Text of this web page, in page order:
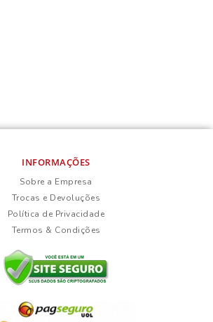
INFORMAÇÕES
Sobre a Empresa
Trocas e Devoluções
Política de Privacidade
Termos & Condições